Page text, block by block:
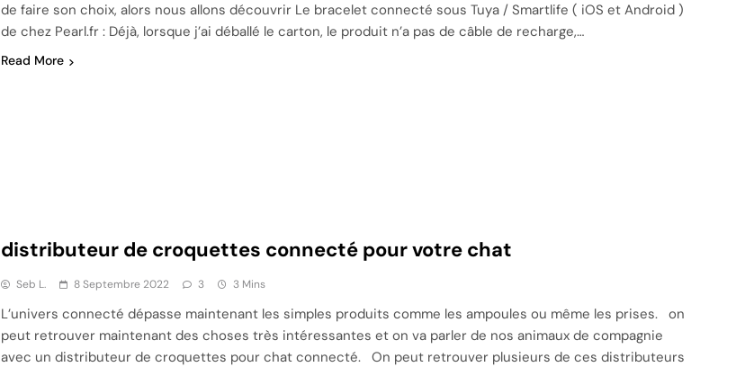
de faire son choix, alors nous allons découvrir Le bracelet connecté sous Tuya / Smartlife ( iOS et Android )
de chez Pearl.fr : Déjà, lorsque j’ai déballé le carton, le produit n’a pas de câble de recharge,…
Read More
distributeur de croquettes connecté pour votre chat
Seb L. 8 Septembre 2022 3 3 Mins
L’univers connecté dépasse maintenant les simples produits comme les ampoules ou même les prises. on
peut retrouver maintenant des choses très intéressantes et on va parler de nos animaux de compagnie
avec un distributeur de croquettes pour chat connecté. On peut retrouver plusieurs de ces distributeurs